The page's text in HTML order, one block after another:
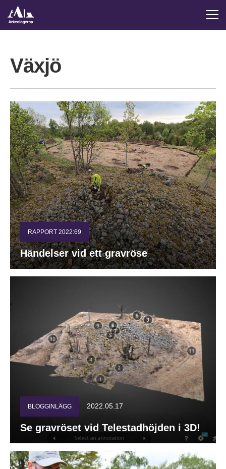
Växjö
RAPPORT 2022:69
Händelser vid ett gravröse
BLOGGINLÄGG 2022.05.17
Se gravröset vid Telestadhöjden i 3D!